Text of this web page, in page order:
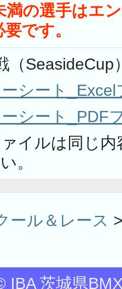
満の選手はエ
です。
（
シート
シート_PDF
ァイルは同じ
。
ール＆レース
IBA 茨城県